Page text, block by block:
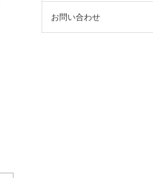
お問い合わせ